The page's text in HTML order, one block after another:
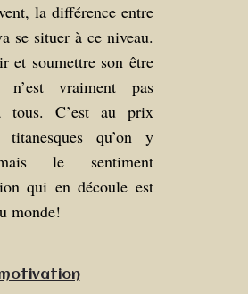
la différence entre
se situer à ce niveau.
et soumettre son être
n’est vraiment pas
tous. C’est au prix
titanesques qu’on y
le sentiment
qui en découle est
monde!